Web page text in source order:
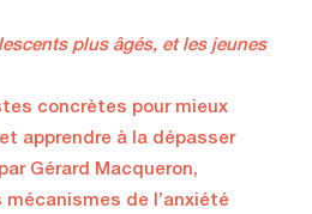
plus âgés, et les jeunes
concrètes pour mieux
apprendre à la dépasser
Gérard Macqueron,
de l’anxiété